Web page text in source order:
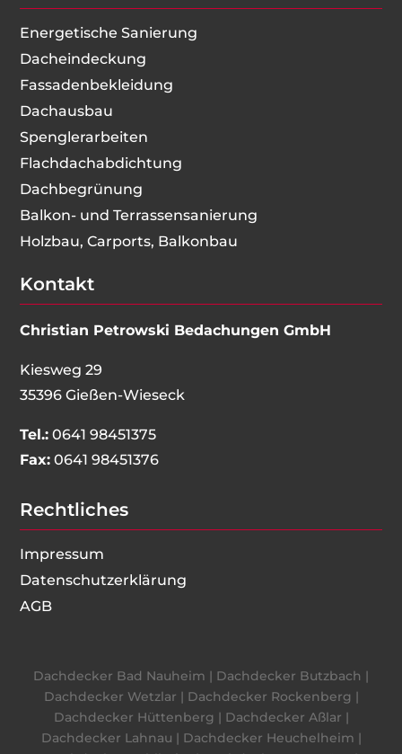
Energetische Sanierung
Dacheindeckung
Fassadenbekleidung
Dachausbau
Spenglerarbeiten
Flachdachabdichtung
Dachbegrünung
Balkon- und Terrassensanierung
Holzbau, Carports, Balkonbau
Kontakt
Christian Petrowski Bedachungen GmbH
Kiesweg 29
35396 Gießen-Wieseck
Tel.: 0641 98451375
Fax: 0641 98451376
Rechtliches
Impressum
Datenschutzerklärung
AGB
Dachdecker Bad Nauheim | Dachdecker Butzbach |
Dachdecker Wetzlar | Dachdecker Rockenberg |
Dachdecker Hüttenberg | Dachdecker Aßlar |
Dachdecker Lahnau | Dachdecker Heuchelheim |